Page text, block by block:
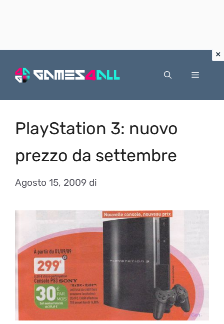
Menu
PlayStation 3: nuovo
prezzo da settembre
Agosto 15, 2009 di